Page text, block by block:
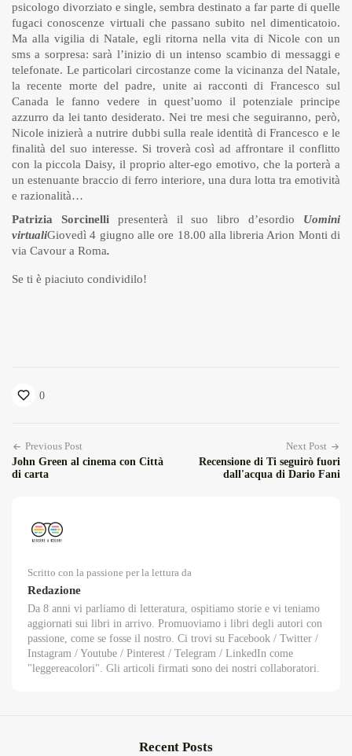
psicologo divorziato e single, sembra destinato a far parte di quelle
fugaci conoscenze virtuali che passano subito nel dimenticatoio.
Ma alla vigilia di Natale, egli ritorna nella vita di Nicole con un
sms a sorpresa: sarà l’inizio di un intenso scambio di messaggi e
telefonate. Le particolari circostanze come la vicinanza del Natale,
la recente morte del padre, unite ai racconti di Francesco sul
Canada le fanno vedere in quest’uomo il potenziale principe
azzurro da lei tanto desiderato. Nei tre mesi che seguiranno, però,
Nicole inizierà a nutrire dubbi sulla reale identità di Francesco e le
finalità del suo interesse. Si troverà così ad affrontare il conflitto
con la piccola Daisy, il proprio alter-ego emotivo, che la porterà a
un estenuante braccio di ferro interiore, una dura lotta tra emotività
e razionalità…
Patrizia Sorcinellipresenterà il suo libro d’esordio Uomini
virtualiGiovedì 4 giugno alle ore 18.00 alla libreria Arion Monti di
via Cavour a Roma.
Se ti è piaciuto condividilo!
0
Previous Post
John Green al cinema con Città
di carta
Next Post
Recensione di Ti seguirò fuori
dall'acqua di Dario Fani
Scritto con la passione per la lettura da
Redazione
Da 8 anni vi parliamo di letteratura, ospitiamo storie e vi teniamo
aggiornati sui libri in arrivo. Promuoviamo i libri degli autori con
passione, come se fosse il nostro. Ci trovi su Facebook / Twitter /
Instagram / Youtube / Pinterest / Telegram / LinkedIn come
"leggereacolori". Gli articoli firmati sono dei nostri collaboratori.
Recent Posts